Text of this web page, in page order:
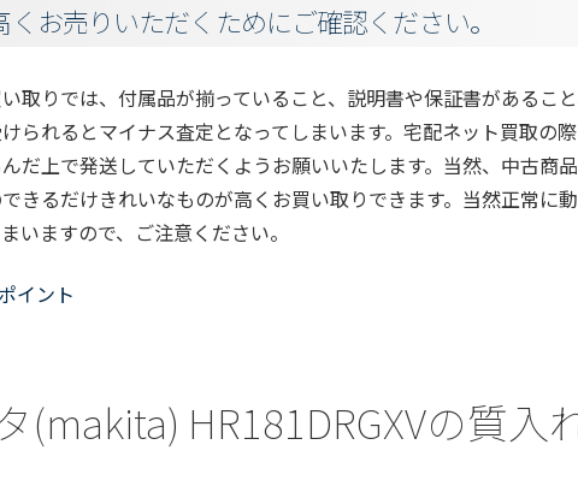
くお売りいただくためにご確認ください。
取りでは、付属品が揃っていること、説明書や保証書があるこ
られるとマイナス査定となってしまいます。宅配ネット買取の
だ上で発送していただくようお願いいたします。当然、中古商
きるだけきれいなものが高くお買い取りできます。当然正常に
いますので、ご注意ください。
イント
(makita) HR181DRGXVの質